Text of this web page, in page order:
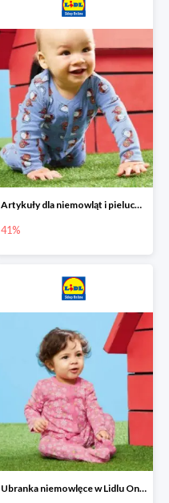
Artykuły dla niemowląt i pieluchy w Lidlu Online do -41%
41%
Ubranka niemowlęce w Lidlu Online do -80%